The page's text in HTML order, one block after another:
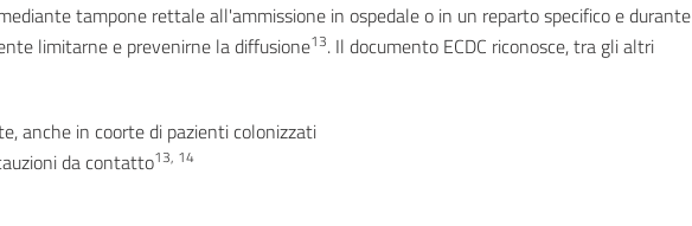
tampone rettale all'ammissione in ospedale o in un reparto specifico e durante
limitarne e prevenirne la diffusione13. Il documento ECDC riconosce, tra gli altri
anche in coorte di pazienti colonizzati
da contatto13, 14